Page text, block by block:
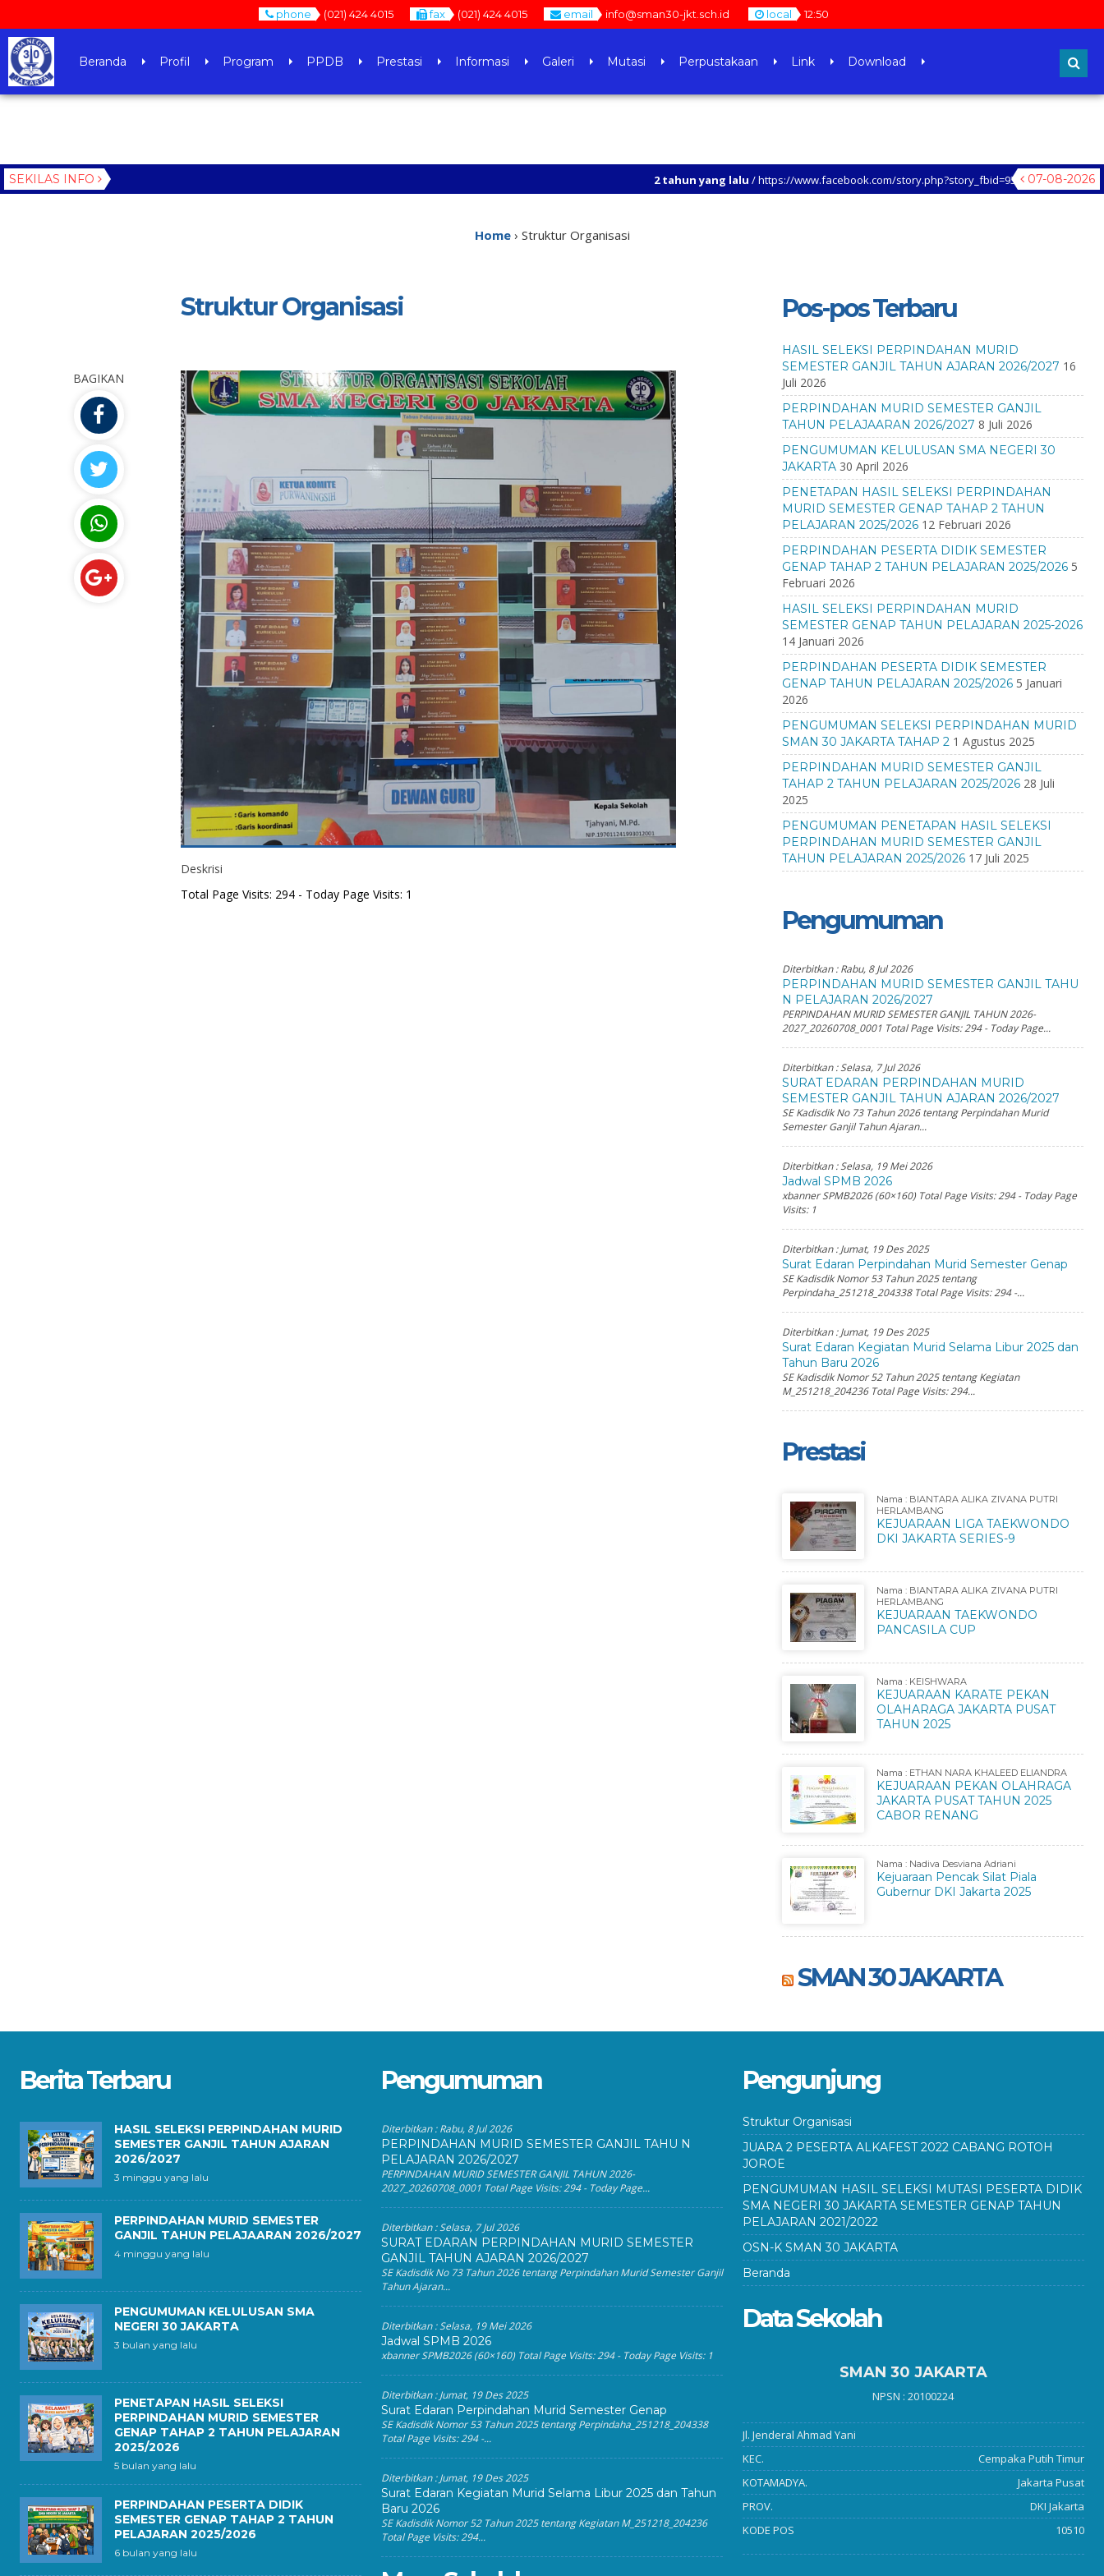
phone (021) 424 4015 fax (021) 424 4015 email info@sman30-jkt.sch.id local 12:50
Beranda Profil Program PPDB Prestasi Informasi Galeri Mutasi Perpustakaan Link Download
SEKILAS INFO 07-08-2026
2 tahun yang lalu/ https://www.facebook.com/
Home› Struktur Organisasi
Struktur Organisasi
BAGIKAN
Deskrisi
Total Page Visits: 294 - Today Page Visits: 1
Pos-pos Terbaru
HASIL SELEKSI PERPINDAHAN MURID
SEMESTER GANJIL TAHUN AJARAN 2026/2027 16
Juli 2026
PERPINDAHAN MURID SEMESTER GANJIL
TAHUN PELAJAARAN 2026/2027 8 Juli 2026
PENGUMUMAN KELULUSAN SMA NEGERI 30
JAKARTA 30 April 2026
PENETAPAN HASIL SELEKSI PERPINDAHAN
MURID SEMESTER GENAP TAHAP 2 TAHUN
PELAJARAN 2025/2026 12 Februari 2026
PERPINDAHAN PESERTA DIDIK SEMESTER
GENAP TAHAP 2 TAHUN PELAJARAN 2025/2026 5
Februari 2026
HASIL SELEKSI PERPINDAHAN MURID
SEMESTER GENAP TAHUN PELAJARAN 2025-2026
14 Januari 2026
PERPINDAHAN PESERTA DIDIK SEMESTER
GENAP TAHUN PELAJARAN 2025/2026 5 Januari
2026
PENGUMUMAN SELEKSI PERPINDAHAN MURID
SMAN 30 JAKARTA TAHAP 2 1 Agustus 2025
PERPINDAHAN MURID SEMESTER GANJIL
TAHAP 2 TAHUN PELAJARAN 2025/2026 28 Juli
2025
PENGUMUMAN PENETAPAN HASIL SELEKSI
PERPINDAHAN MURID SEMESTER GANJIL
TAHUN PELAJARAN 2025/2026 17 Juli 2025
Pengumuman
Diterbitkan :Rabu, 8 Jul 2026
PERPINDAHAN MURID SEMESTER GANJIL TAHU
N PELAJARAN 2026/2027
PERPINDAHAN MURID SEMESTER GANJIL TAHUN 2026-
2027_20260708_0001 Total Page Visits: 294 - Today Page...
Diterbitkan :Selasa, 7 Jul 2026
SURAT EDARAN PERPINDAHAN MURID
SEMESTER GANJIL TAHUN AJARAN 2026/2027
SE Kadisdik No 73 Tahun 2026 tentang Perpindahan Murid
Semester Ganjil Tahun Ajaran...
Diterbitkan :Selasa, 19 Mei 2026
Jadwal SPMB 2026
xbanner SPMB2026 (60×160) Total Page Visits: 294 - Today Page
Visits: 1
Diterbitkan :Jumat, 19 Des 2025
Surat Edaran Perpindahan Murid Semester Genap
SE Kadisdik Nomor 53 Tahun 2025 tentang
Perpindaha_251218_204338 Total Page Visits: 294 -...
Diterbitkan :Jumat, 19 Des 2025
Surat Edaran Kegiatan Murid Selama Libur 2025 dan
Tahun Baru 2026
SE Kadisdik Nomor 52 Tahun 2025 tentang Kegiatan
M_251218_204236 Total Page Visits: 294...
Prestasi
Nama : BIANTARA ALIKA ZIVANA PUTRI
HERLAMBANG
KEJUARAAN LIGA TAEKWONDO
DKI JAKARTA SERIES-9
Nama : BIANTARA ALIKA ZIVANA PUTRI
HERLAMBANG
KEJUARAAN TAEKWONDO
PANCASILA CUP
Nama : KEISHWARA
KEJUARAAN KARATE PEKAN
OLAHARAGA JAKARTA PUSAT
TAHUN 2025
Nama : ETHAN NARA KHALEED ELIANDRA
KEJUARAAN PEKAN OLAHRAGA
JAKARTA PUSAT TAHUN 2025
CABOR RENANG
Nama : Nadiva Desviana Adriani
Kejuaraan Pencak Silat Piala
Gubernur DKI Jakarta 2025
SMAN 30 JAKARTA
Berita Terbaru
HASIL SELEKSI PERPINDAHAN MURID
SEMESTER GANJIL TAHUN AJARAN
2026/2027
3 minggu yang lalu
PERPINDAHAN MURID SEMESTER
GANJIL TAHUN PELAJAARAN 2026/2027
4 minggu yang lalu
PENGUMUMAN KELULUSAN SMA
NEGERI 30 JAKARTA
3 bulan yang lalu
PENETAPAN HASIL SELEKSI
PERPINDAHAN MURID SEMESTER
GENAP TAHAP 2 TAHUN PELAJARAN
2025/2026
5 bulan yang lalu
PERPINDAHAN PESERTA DIDIK
SEMESTER GENAP TAHAP 2 TAHUN
PELAJARAN 2025/2026
6 bulan yang lalu
Pengumuman
Diterbitkan :Rabu, 8 Jul 2026
PERPINDAHAN MURID SEMESTER GANJIL TAHU N
PELAJARAN 2026/2027
PERPINDAHAN MURID SEMESTER GANJIL TAHUN 2026-
2027_20260708_0001 Total Page Visits: 294 - Today Page...
Diterbitkan :Selasa, 7 Jul 2026
SURAT EDARAN PERPINDAHAN MURID SEMESTER
GANJIL TAHUN AJARAN 2026/2027
SE Kadisdik No 73 Tahun 2026 tentang Perpindahan Murid Semester Ganjil
Tahun Ajaran...
Diterbitkan :Selasa, 19 Mei 2026
Jadwal SPMB 2026
xbanner SPMB2026 (60×160) Total Page Visits: 294 - Today Page Visits: 1
Diterbitkan :Jumat, 19 Des 2025
Surat Edaran Perpindahan Murid Semester Genap
SE Kadisdik Nomor 53 Tahun 2025 tentang Perpindaha_251218_204338
Total Page Visits: 294 -...
Diterbitkan :Jumat, 19 Des 2025
Surat Edaran Kegiatan Murid Selama Libur 2025 dan Tahun
Baru 2026
SE Kadisdik Nomor 52 Tahun 2025 tentang Kegiatan M_251218_204236
Total Page Visits: 294...
Pengunjung
Struktur Organisasi
JUARA 2 PESERTA ALKAFEST 2022 CABANG ROTOH
JOROE
PENGUMUMAN HASIL SELEKSI MUTASI PESERTA DIDIK
SMA NEGERI 30 JAKARTA SEMESTER GENAP TAHUN
PELAJARAN 2021/2022
OSN-K SMAN 30 JAKARTA
Beranda
Data Sekolah
SMAN 30 JAKARTA
NPSN : 20100224
Jl. Jenderal Ahmad Yani
KEC.
Cempaka Putih Timur
KOTAMADYA.
Jakarta Pusat
PROV.
DKI Jakarta
KODE POS
10510